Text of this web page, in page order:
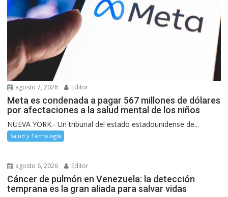
agosto 7, 2026 Editor
Meta es condenada a pagar 567 millones de dólares
por afectaciones a la salud mental de los niños
NUEVA YORK.- Un tribunal del estado estadounidense de...
Salud y Tecnología
agosto 6, 2026 Editor
Cáncer de pulmón en Venezuela: la detección
temprana es la gran aliada para salvar vidas